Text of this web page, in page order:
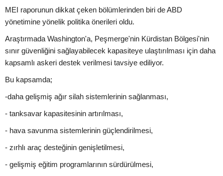
MEI raporunun dikkat çeken bölümlerinden biri de ABD
yönetimine yönelik politika önerileri oldu.
Araştırmada Washington'a, Peşmerge'nin Kürdistan Bölgesi'nin
sınır güvenliğini sağlayabilecek kapasiteye ulaştırılması için daha
kapsamlı askeri destek verilmesi tavsiye ediliyor.
Bu kapsamda;
-daha gelişmiş ağır silah sistemlerinin sağlanması,
- tanksavar kapasitesinin artırılması,
- hava savunma sistemlerinin güçlendirilmesi,
- zırhlı araç desteğinin genişletilmesi,
- gelişmiş eğitim programlarının sürdürülmesi,